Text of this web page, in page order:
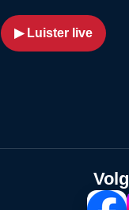
▶ Luister live